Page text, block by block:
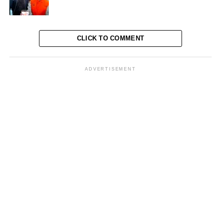
Selanjutnya, Ali menjelaskan terkait konstruksi perkara,
pada tahun 2012, Balai Pemuda dan Olahraga (BPO) di
mengusulkan adanya renovasi Stadion Mandala Krida.
CLICK TO COMMENT
ADVERTISEMENT